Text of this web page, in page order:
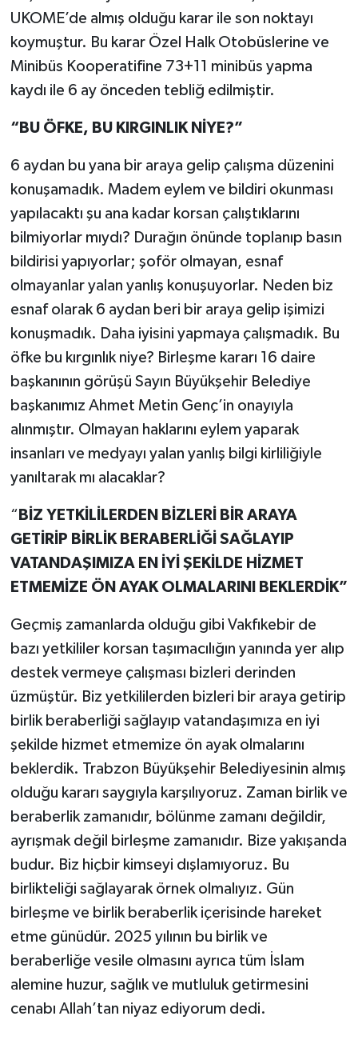
UKOME’de almış olduğu karar ile son noktayı
koymuştur. Bu karar Özel Halk Otobüslerine ve
Minibüs Kooperatifine 73+11 minibüs yapma
kaydı ile 6 ay önceden tebliğ edilmiştir.
“BU ÖFKE, BU KIRGINLIK NİYE?”
6 aydan bu yana bir araya gelip çalışma düzenini
konuşamadık. Madem eylem ve bildiri okunması
yapılacaktı şu ana kadar korsan çalıştıklarını
bilmiyorlar mıydı? Durağın önünde toplanıp basın
bildirisi yapıyorlar; şoför olmayan, esnaf
olmayanlar yalan yanlış konuşuyorlar. Neden biz
esnaf olarak 6 aydan beri bir araya gelip işimizi
konuşmadık. Daha iyisini yapmaya çalışmadık. Bu
öfke bu kırgınlık niye? Birleşme kararı 16 daire
başkanının görüşü Sayın Büyükşehir Belediye
başkanımız Ahmet Metin Genç’in onayıyla
alınmıştır. Olmayan haklarını eylem yaparak
insanları ve medyayı yalan yanlış bilgi kirliliğiyle
yanıltarak mı alacaklar?
“ BİZ YETKİLİLERDEN BİZLERİ BİR ARAYA
GETİRİP BİRLİK BERABERLİĞİ SAĞLAYIP
VATANDAŞIMIZA EN İYİ ŞEKİLDE HİZMET
ETMEMİZE ÖN AYAK OLMALARINI BEKLERDİK”
Geçmiş zamanlarda olduğu gibi Vakfıkebir de
bazı yetkililer korsan taşımacılığın yanında yer alıp
destek vermeye çalışması bizleri derinden
üzmüştür. Biz yetkililerden bizleri bir araya getirip
birlik beraberliği sağlayıp vatandaşımıza en iyi
şekilde hizmet etmemize ön ayak olmalarını
beklerdik. Trabzon Büyükşehir Belediyesinin almış
olduğu kararı saygıyla karşılıyoruz. Zaman birlik ve
beraberlik zamanıdır, bölünme zamanı değildir,
ayrışmak değil birleşme zamanıdır. Bize yakışanda
budur. Biz hiçbir kimseyi dışlamıyoruz. Bu
birlikteliği sağlayarak örnek olmalıyız. Gün
birleşme ve birlik beraberlik içerisinde hareket
etme günüdür. 2025 yılının bu birlik ve
beraberliğe vesile olmasını ayrıca tüm İslam
alemine huzur, sağlık ve mutluluk getirmesini
cenabı Allah’tan niyaz ediyorum dedi.